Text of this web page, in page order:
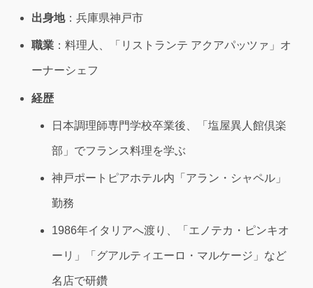
出身地：兵庫県神戸市
職業 ：料理人、「リストランテ アクアパッツァ」オ
ーナーシェフ
経歴
日本調理師専門学校卒業後、「塩屋異人館倶楽
部」でフランス料理を学ぶ
神戸ポートピアホテル内「アラン・シャペル」
勤務
1986年イタリアへ渡り、「エノテカ・ピンキオ
ーリ」「グアルティエーロ・マルケージ」など
名店で研鑽